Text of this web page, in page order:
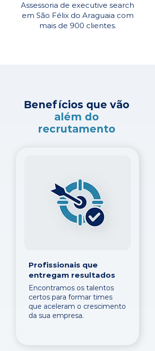
Assessoria de executive search
em São Félix do Araguaia com
mais de 900 clientes.
Benefícios que vão
além do
recrutamento
Profissionais que
entregam resultados
Encontramos os talentos
certos para formar times
que aceleram o crescimento
da sua empresa.